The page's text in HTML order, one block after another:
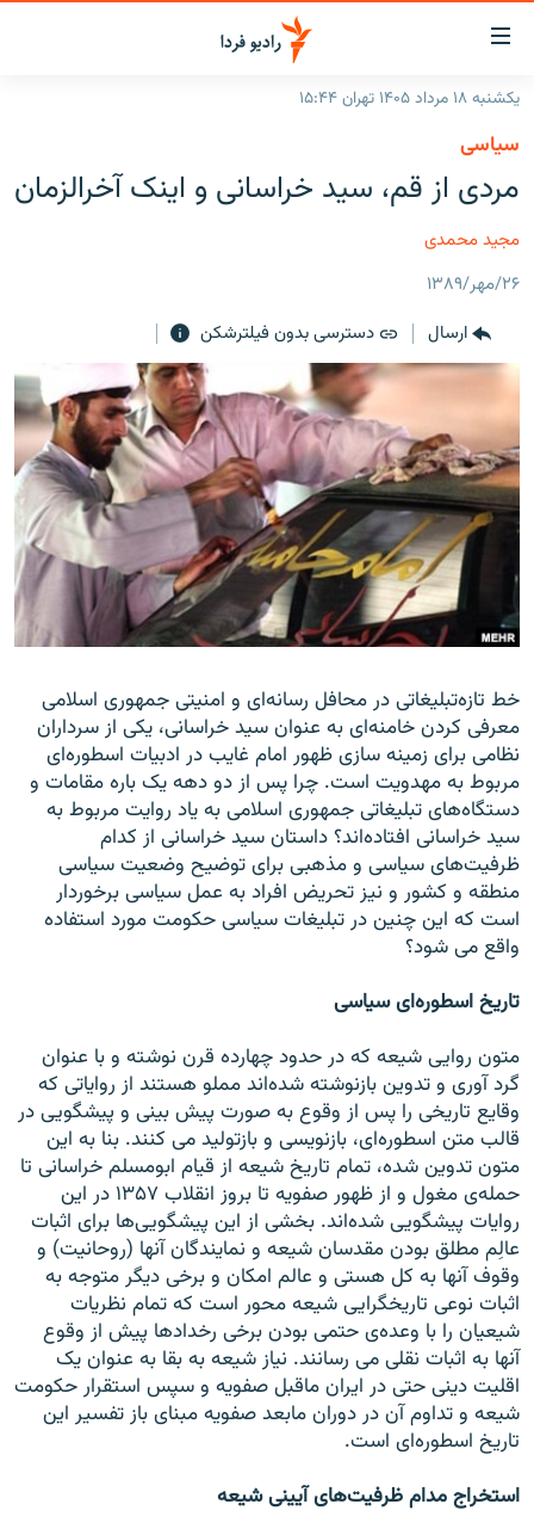
لینک‌های
قابلیت
دسترسی
بازگشت
منوی
اصلی
به
جستجو
جهان
رادیو
انتخاب کنید و بشنوید
برنامه‌های رادیویی
پادکست
چندرسانه‌ای
گزارش‌های تصویری
گزارش‌های ویدئویی
زنان فردا
English
به ما بپیوندید
یکشنبه ۱۸ مرداد ۱۴۰۵ تهران ۱۵:۴۴
سیاسی
مردی از قم، سيد خراسانی و اينک آخرالزمان
مجید محمدی
۲۶/مهر/۱۳۸۹
ارسال
دسترسی بدون فیلترشکن
خط تازه‌تبليغاتی در محافل رسانه‌ای و امنيتی جمهوری اسلامی
معرفی کردن خامنه‌ای به عنوان سيد خراسانی، يکی از سرداران
نظامی برای زمينه سازی ظهور امام غایب در ادبيات اسطوره‌ای
مربوط به مهدويت است. چرا پس از دو دهه يک باره مقامات و
دستگاه‌های تبليغاتی جمهوری اسلامی به ياد روايت مربوط به
سيد خراسانی افتاده‌اند؟ داستان سيد خراسانی از کدام
ظرفيت‌های سياسی و مذهبی برای توضيح وضعيت سياسی
منطقه و کشور و نيز تحريض افراد به عمل سياسی برخوردار
است که اين چنين در تبليغات سياسی حکومت مورد استفاده
واقع می شود؟
تاريخ اسطوره‌ای سياسی
متون روايی شيعه که در حدود چهارده قرن نوشته و با عنوان
گرد آوری و تدوين بازنوشته شده‌اند مملو هستند از رواياتی که
وقايع تاريخی را پس از وقوع به صورت پيش بينی و پيشگويی در
قالب متن اسطوره‌ای، بازنويسی و بازتوليد می کنند. بنا به اين
متون تدوين شده، تمام تاريخ شيعه از قيام ابومسلم خراسانی تا
حمله‌ی مغول و از ظهور صفويه تا بروز انقلاب ۱۳۵۷ در اين
روايات پيشگويی شده‌اند. بخشی از اين پيشگويی‌ها برای اثبات
عالِم مطلق بودن مقدسان شيعه و نمايندگان آنها (روحانيت) و
وقوف آنها به کل هستی و عالم امکان و برخی ديگر متوجه به
اثبات نوعی تاريخگرايی شيعه محور است که تمام نظريات
شيعيان را با وعده‌ی حتمی بودن برخی رخدادها پيش از وقوع
آنها به اثبات نقلی می رسانند. نياز شيعه به بقا به عنوان يک
اقليت دينی حتی در ايران ماقبل صفويه و سپس استقرار حکومت
شيعه و تداوم آن در دوران مابعد صفويه مبنای باز تفسير اين
تاريخ اسطوره‌ای است.
استخراج مدام ظرفيت‌های آيينی شيعه